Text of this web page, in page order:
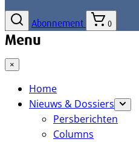
Abonnement 0
Menu
×
Home
Nieuws & Dossiers
Persberichten
Columns